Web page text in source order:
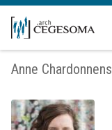
Aller au contenu principal
Anne Chardonnens